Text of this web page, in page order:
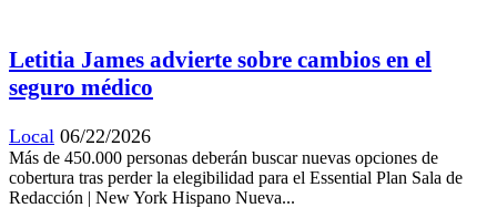
Letitia James advierte sobre cambios en el
seguro médico
Local 06/22/2026
Más de 450.000 personas deberán buscar nuevas opciones de
cobertura tras perder la elegibilidad para el Essential Plan Sala de
Redacción | New York Hispano Nueva...